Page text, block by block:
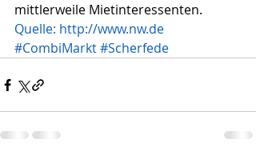
mittlerweile Mietinteressenten.
Quelle: http://www.nw.de
#CombiMarkt#Scherfede